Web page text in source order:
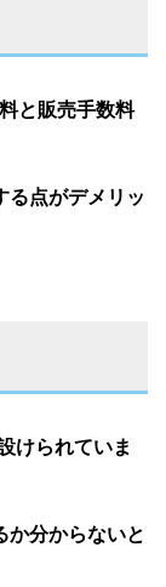
と販売手数料
る点がデメリッ
けられていま
か分からないと